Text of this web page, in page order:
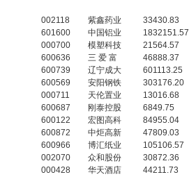
002118 紫鑫药业 33430.83
601600
中国铝业 1832151.57
000700
模塑科技 21564.57
600636
三 爱 富 46888.37
600739
辽宁成大 601113.25
600569
安阳钢铁 303176.20
000711
天伦置业 13016.68
600687
刚泰控股 6849.75
600122
宏图高科 84955.04
600872
中炬高新 47809.03
600966
博汇纸业 105106.57
002070
众和股份 30872.36
000428
华天酒店 44211.73